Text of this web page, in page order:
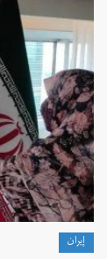
إيران